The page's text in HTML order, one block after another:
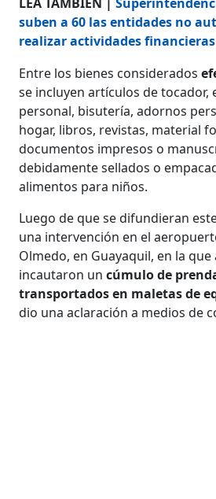
suben a 60 las entidades no
realizar actividades financieras
Entre los bienes considerados
se incluyen artículos de tocador,
personal, bisutería, adornos
hogar, libros, revistas, material
documentos impresos o
debidamente sellados o
alimentos para niños.
Luego de que se difundieran
una intervención en el
Olmedo, en Guayaquil, en la
incautaron un cúmulo de
transportados en maletas de
dio una aclaración a medios de